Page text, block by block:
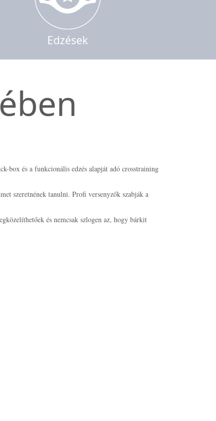
Edzések
box és a funkcionális edzés alapját adó crosstraining
szeretnének tanulni. Profi versenyzők szabják a
és nemcsak szlogen az, hogy bárkit